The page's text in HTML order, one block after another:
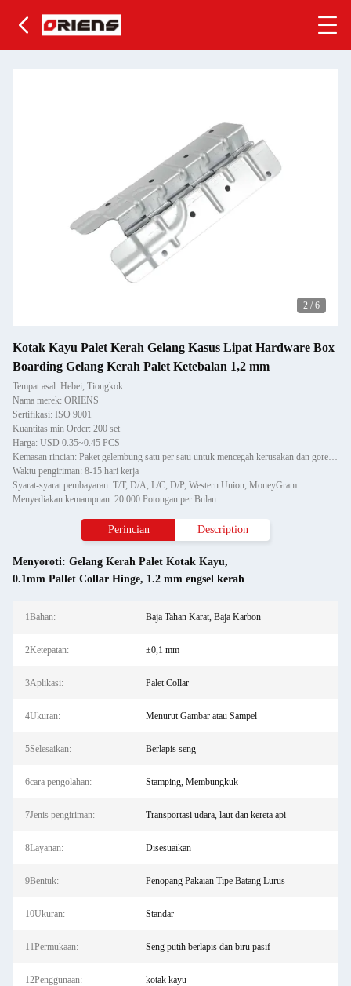
2 / 6
Kotak Kayu Palet Kerah Gelang Kasus Lipat Hardware Box
Boarding Gelang Kerah Palet Ketebalan 1,2 mm
Tempat asal: Hebei, Tiongkok
Nama merek: ORIENS
Sertifikasi: ISO 9001
Kuantitas min Order: 200 set
Harga: USD 0.35~0.45 PCS
Kemasan rincian: Paket gelembung satu per satu untuk mencegah kerusakan dan goresan saat pengangkutan, lalu dimasukka
Waktu pengiriman: 8-15 hari kerja
Syarat-syarat pembayaran: T/T, D/A, L/C, D/P, Western Union, MoneyGram
Menyediakan kemampuan: 20.000 Potongan per Bulan
Perincian Description
Menyoroti: Gelang Kerah Palet Kotak Kayu,
0.1mm Pallet Collar Hinge, 1.2 mm engsel kerah
1Bahan: Baja Tahan Karat, Baja Karbon
2Ketepatan: ±0,1 mm
3Aplikasi: Palet Collar
4Ukuran: Menurut Gambar atau Sampel
5Selesaikan: Berlapis seng
6cara pengolahan: Stamping, Membungkuk
7Jenis pengiriman: Transportasi udara, laut dan kereta api
8Layanan: Disesuaikan
9Bentuk: Penopang Pakaian Tipe Batang Lurus
10Ukuran: Standar
11Permukaan: Seng putih berlapis dan biru pasif
12Penggunaan: kotak kayu